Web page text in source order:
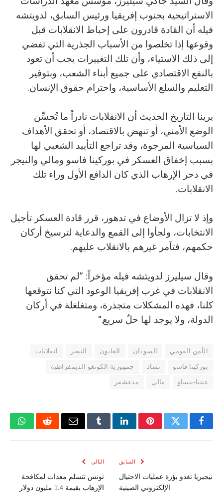
الاستراتيجية بجنوب إفريقيا ورئيس السابق، لدويتشه
فيله أن القادة قادرون على إحباط الانقلابات قبل
وقوعها إذا تخلصوا من الأسباب الجذرية التي تفضي
إلى ذلك الاستياء، وأن تلك التغييرات يجب أن تعود
بالنفع الاقتصادي على جميع أبناء الشعب، وبتوفير
التعليم والسلع الأساسية، واحترام حقوق الإنسان.
يرينا التاريخ الحديث أن الانقلابات نادراً ما تُحسِّن
الوضع الأمني، أو تنهض بالاقتصاد، أو تحقق الأهداف
السياسية المرجوة، وقد تراجع التأييد الشعبي لها
بسبب إخفاق العسكر في بوركينا فاسو ومالي والنيجر
في دحر الإرهاب الذي كان الدافع الأول وراء تلك
الانقلابات.
وإذ لا تزال الأوضاع في تدهور، قرر قادة العسكر تأجيل
الانتخابات، ولجأوا إلى القمع والدعاية لترسيخ أركان
حكمهم، فتآمر غيرهم بالانقلاب عليهم.
وقال سيليرز لدويتشه فيله مؤخراً: ”لم تحقق
الانقلابات في غرب إفريقيا الوعود التي كنا نتوقعها
كلنا، فهذه المشكلات متجذرة، ومتغلغلة في أركان
الدولة، ولا يوجد لها حلٌ سريع.“
الأمن القومي السودان الغابون النيجر انقلابات
بوركينا فاسو تشاد جمهورية الكونغو الديمقراطية
غينيا-بيساو مالي مدغشقر
فيسبوكتويتر بينتيريستلينكدإنTumblrالبريد
رديت
السابق
نيجيريا تغدو بؤرة عمليات الاحتيال
الإلكتروني الصينية
التالي
تونس تتسلم معدات لمكافحة
الإرهاب بقيمة 1.4 مليون دولار